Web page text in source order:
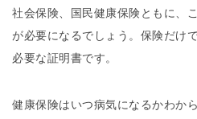
社会保険、国民健康保険ともに、
が必要になるでしょう。保険だけ
必要な証明書です。
健康保険はいつ病気になるかわか